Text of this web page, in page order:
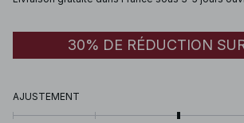
30% DE RÉDUCTION
AJUSTEMENT